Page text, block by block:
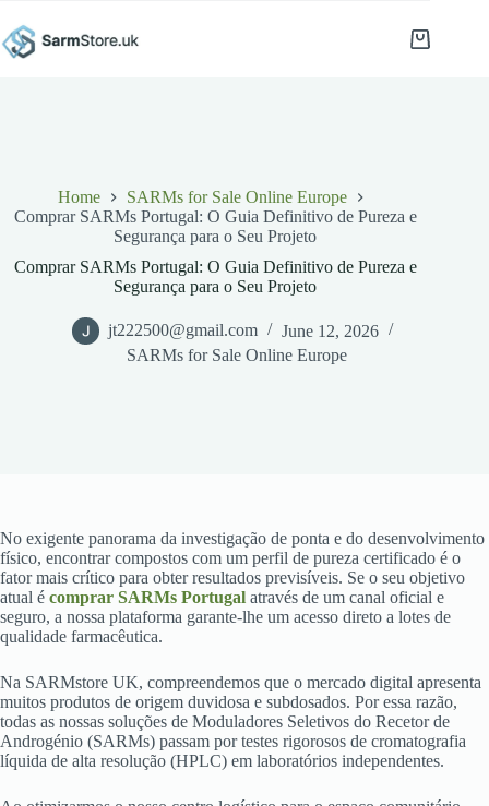
to
content
Shopping
Home
SARMs for Sale Online Europe
Comprar SARMs Portugal: O Guia Definitivo de Pureza e
Segurança para o Seu Projeto
Comprar SARMs Portugal: O Guia Definitivo de Pureza e
Segurança para o Seu Projeto
jt222500@gmail.com
June 12, 2026
SARMs for Sale Online Europe
No exigente panorama da investigação de ponta e do desenvolvimento
físico, encontrar compostos com um perfil de pureza certificado é o
fator mais crítico para obter resultados previsíveis. Se o seu objetivo
atual é comprar SARMs Portugal através de um canal oficial e
seguro, a nossa plataforma garante-lhe um acesso direto a lotes de
qualidade farmacêutica.
Na SARMstore UK, compreendemos que o mercado digital apresenta
muitos produtos de origem duvidosa e subdosados. Por essa razão,
todas as nossas soluções de Moduladores Seletivos do Recetor de
Androgénio (SARMs) passam por testes rigorosos de cromatografia
líquida de alta resolução (HPLC) em laboratórios independentes.